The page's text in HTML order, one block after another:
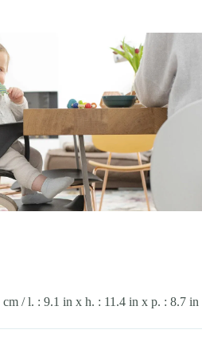
/ l. : 9.1 in x h. : 11.4 in x p. : 8.7 in